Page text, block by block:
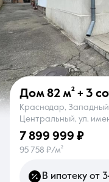
Недвижимость
О компании
Дом 82 м² + 3
Краснодар, Западный
Центральный, ул.
7 899 999 ₽
95 758 ₽/м²
В ипотеку от